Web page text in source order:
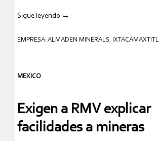
Sigue leyendo →
EMPRESA: ALMADEN MINERALS,
MEXICO
Exigen a RMV explicar
facilidades a mineras